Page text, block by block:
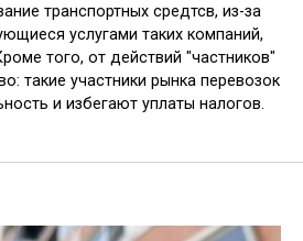
транспортных средтсв, из-за
услугами таких компаний,
того, от действий "частников"
такие участники рынка перевозок
и избегают уплаты налогов.